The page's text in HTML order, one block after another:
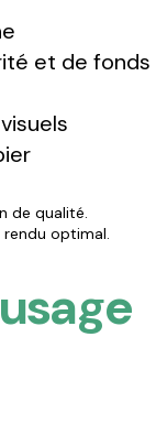
et de fonds
de qualité.
rendu optimal.